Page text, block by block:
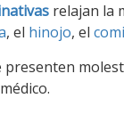
relajan la
, el hinojo, el
presenten